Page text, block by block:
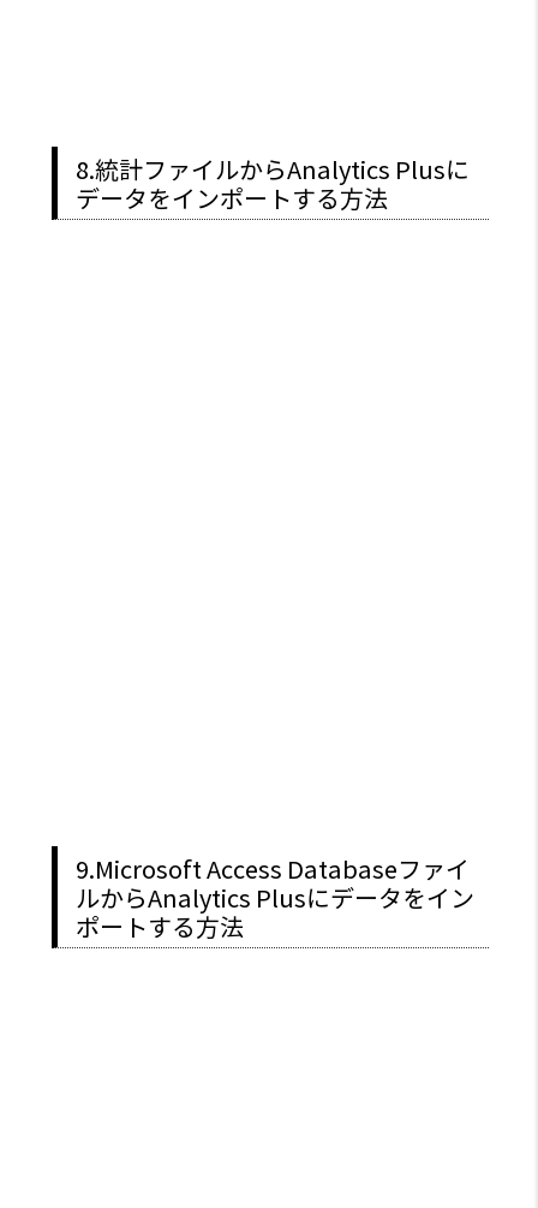
8.統計ファイルからAnalytics Plusに
データをインポートする方法
9.Microsoft Access Databaseファイ
ルからAnalytics Plusにデータをイン
ポートする方法